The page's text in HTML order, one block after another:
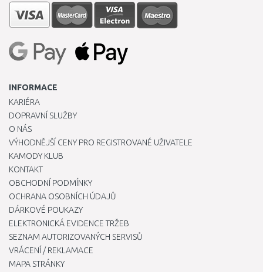
INFORMACE
KARIÉRA
DOPRAVNÍ SLUŽBY
O NÁS
VÝHODNĚJŠÍ CENY PRO REGISTROVANÉ UŽIVATELE
KAMODY KLUB
KONTAKT
OBCHODNÍ PODMÍNKY
OCHRANA OSOBNÍCH ÚDAJŮ
DÁRKOVÉ POUKAZY
ELEKTRONICKÁ EVIDENCE TRŽEB
SEZNAM AUTORIZOVANÝCH SERVISŮ
VRÁCENÍ / REKLAMACE
MAPA STRÁNKY